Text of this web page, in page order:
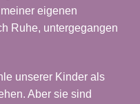
eigenen
Ruhe, untergegangen
unserer Kinder als
Aber sie sind